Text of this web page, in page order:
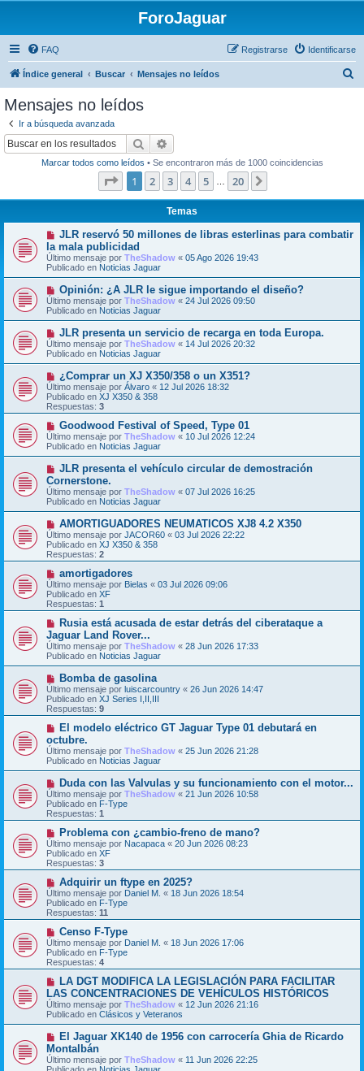
ForoJaguar
FAQ Identificarse
Registrarse
Índice general Buscar Mensajes no leídos
Mensajes no leídos
Ir a búsqueda avanzada
Buscar
Marcar todos como leídos • Se encontraron más de 1000 coincidencias
Página de 20
1 2 3 4 5 20
Temas
N
e
v
o
m
e
n
s
a
e
JLR reservó 50 millones de libras esterlinas para combatir
la mala publicidad
Último mensaje por TheShadow « 05 Ago 2026 19:43
Publicado en Noticias Jaguar
N
u
e
v
m
e
n
s
j
e
Opinión: ¿A JLR le sigue importando el diseño?
Último mensaje por TheShadow « 24 Jul 2026 09:50
Publicado en Noticias Jaguar
N
u
e
v
m
e
n
s
e
JLR presenta un servicio de recarga en toda Europa.
Último mensaje por TheShadow « 14 Jul 2026 20:32
Publicado en Noticias Jaguar
N
u
e
v
o
m
e
n
s
e
¿Comprar un XJ X350/358 o un X351?
Último mensaje por Álvaro « 12 Jul 2026 18:32
Publicado en XJ X350 & 358
Respuestas: 3
N
u
e
v
m
e
n
s
a
e
Goodwood Festival of Speed, Type 01
Último mensaje por TheShadow « 10 Jul 2026 12:24
Publicado en Noticias Jaguar
N
e
v
o
m
e
n
s
a
j
e
JLR presenta el vehículo circular de demostración
Cornerstone.
Último mensaje por TheShadow « 07 Jul 2026 16:25
Publicado en Noticias Jaguar
N
u
e
v
o
m
e
n
s
a
e
AMORTIGUADORES NEUMATICOS XJ8 4.2 X350
Último mensaje por JACOR60 « 03 Jul 2026 22:22
Publicado en XJ X350 & 358
Respuestas: 2
N
u
e
v
o
m
e
n
s
a
j
amortigadores
Último mensaje por Bielas « 03 Jul 2026 09:06
Publicado en XF
Respuestas: 1
N
e
v
o
m
n
s
a
j
Rusia está acusada de estar detrás del ciberataque a
Jaguar Land Rover...
Último mensaje por TheShadow « 28 Jun 2026 17:33
Publicado en Noticias Jaguar
N
u
e
v
o
m
e
n
s
a
j
Bomba de gasolina
Último mensaje por luiscarcountry « 26 Jun 2026 14:47
Publicado en XJ Series I,II,III
Respuestas: 9
N
u
e
v
o
m
n
s
a
j
El modelo eléctrico GT Jaguar Type 01 debutará en
octubre.
Último mensaje por TheShadow « 25 Jun 2026 21:28
Publicado en Noticias Jaguar
N
u
e
v
o
m
e
n
s
a
e
Duda con las Valvulas y su funcionamiento con el motor...
Último mensaje por TheShadow « 21 Jun 2026 10:58
Publicado en F-Type
Respuestas: 1
N
u
e
v
o
m
e
n
s
a
e
Problema con ¿cambio-freno de mano?
Último mensaje por Nacapaca « 20 Jun 2026 08:23
Publicado en XF
Respuestas: 3
N
u
e
v
o
m
e
n
s
a
e
Adquirir un ftype en 2025?
Último mensaje por Daniel M. « 18 Jun 2026 18:54
Publicado en F-Type
Respuestas: 11
N
u
e
v
o
m
e
n
s
a
j
Censo F-Type
Último mensaje por Daniel M. « 18 Jun 2026 17:06
Publicado en F-Type
Respuestas: 4
N
u
e
v
o
m
n
s
a
LA DGT MODIFICA LA LEGISLACIÓN PARA FACILITAR
LAS CONCENTRACIONES DE VEHÍCULOS HISTÓRICOS
Último mensaje por TheShadow « 12 Jun 2026 21:16
Publicado en Clásicos y Veteranos
N
e
v
El Jaguar XK140 de 1956 con carrocería Ghia de Ricardo
Montalbán
Último mensaje por TheShadow « 11 Jun 2026 22:25
Publicado en Noticias Jaguar